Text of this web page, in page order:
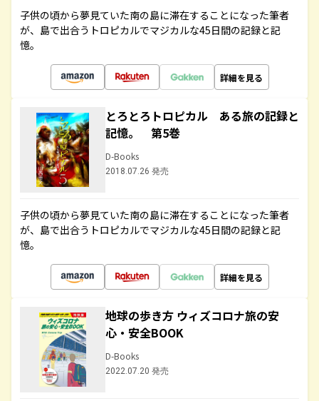
子供の頃から夢見ていた南の島に滞在することになった筆者
が、島で出合うトロピカルでマジカルな45日間の記録と記
憶。
詳細を見る
とろとろトロピカル ある旅の記録と
記憶。 第5巻
D-Books
2018.07.26 発売
子供の頃から夢見ていた南の島に滞在することになった筆者
が、島で出合うトロピカルでマジカルな45日間の記録と記
憶。
詳細を見る
地球の歩き方 ウィズコロナ旅の安
心・安全BOOK
D-Books
2022.07.20 発売